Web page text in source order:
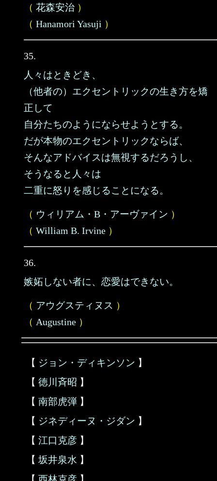
（ 花森安治 ）
（ Hanamori Yasuji ）
35.
人々はときどき、
（他者の）エクセントリックの生き方を矯
正して
自分たちのようにならせようとする。
だが本物のエクセントリックならば、
そんなアドバイスは無視するだろうし、
そうなると人々は
二重に怒りを感じることになる。
（ ウィリアム・B・アーヴァイン ）
（ William B. Irvine ）
36.
嫉妬しない者に、恋愛はできない。
（ アウグスティヌス ）
（ Augustine ）
【 ジョン・ディキンソン 】
【 徳川斉昭 】
【 南部虎弾 】
【 ジネディーヌ・ジダン 】
【 江口克彦 】
【 坂井泉水 】